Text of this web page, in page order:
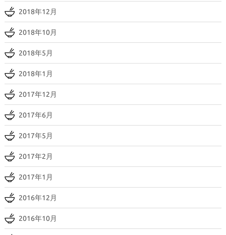
2018年12月
2018年10月
2018年5月
2018年1月
2017年12月
2017年6月
2017年5月
2017年2月
2017年1月
2016年12月
2016年10月